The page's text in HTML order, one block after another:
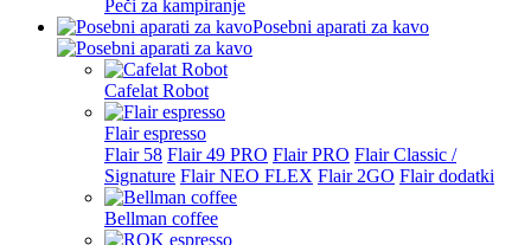
Peči za kampiranje
Posebni aparati za kavo
Cafelat Robot
Flair espresso
Flair 58 Flair 49 PRO Flair PRO Flair Classic /
Signature Flair NEO FLEX Flair 2GO Flair dodatki
Bellman coffee